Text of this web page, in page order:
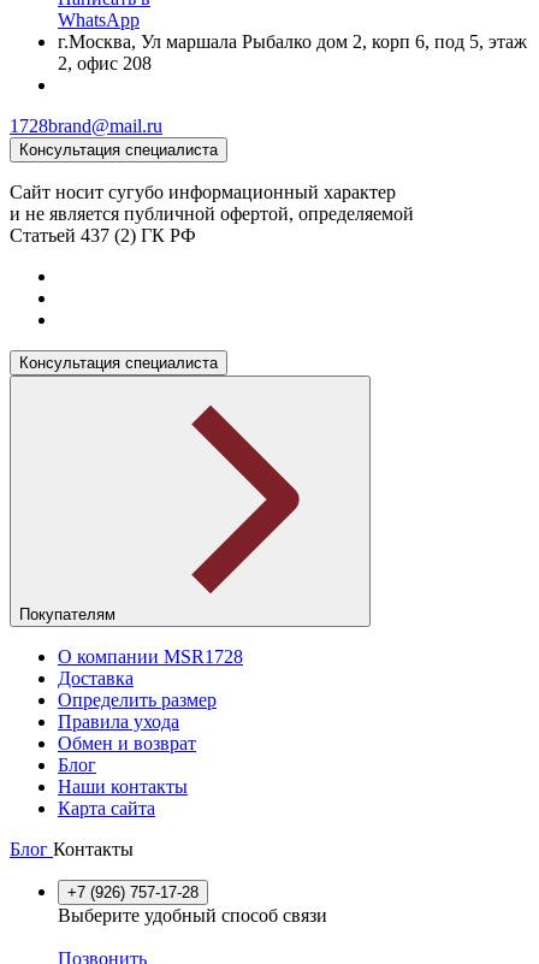
WhatsApp
г.Москва, Ул маршала Рыбалко дом 2, корп 6, под 5, этаж
2, офис 208
1728brand@mail.ru
Консультация специалиста
Сайт носит сугубо информационный характер
и не является публичной офертой, определяемой
Статьей 437 (2) ГК РФ
Консультация специалиста
Покупателям
О компании MSR1728
Доставка
Определить размер
Правила ухода
Обмен и возврат
Блог
Наши контакты
Карта сайта
Блог Контакты
+7 (926) 757-17-28
Выберите удобный способ связи
Позвонить